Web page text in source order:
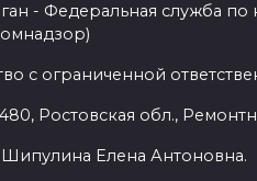
- Федеральная служба по
с ограниченной
Ростовская обл.,
Елена Антоновна.